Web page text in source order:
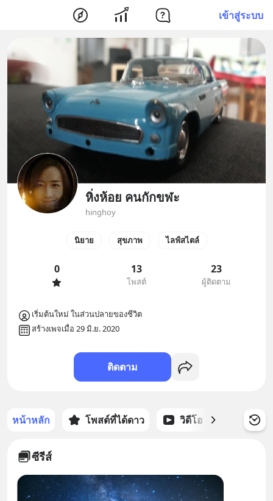
เข้าสู่ระบบ
หิ่งห้อย คนกักขฬะ
hinghoy
นิยาย สุขภาพ ไลฟ์สไตล์
0 13
โพสต์
23
ผู้ติดตาม
เริ่มต้นใหม่ ในส่วนปลายของชีวิต
สร้างเพจเมื่อ 29 มิ.ย. 2020
ติดตาม
หน้าหลัก โพสต์ที่ได้ดาว วิดีโอ พอดแ
ซีรีส์